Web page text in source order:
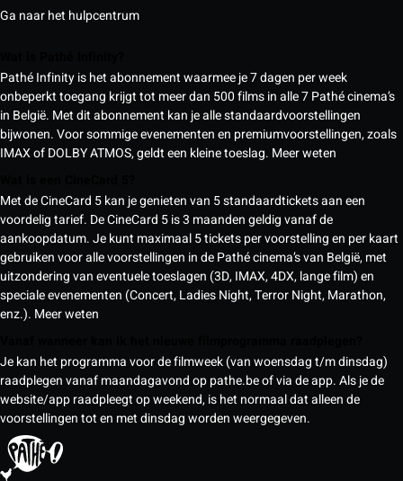
Ga naar het hulpcentrum
Pathé Infinity is het abonnement waarmee je 7 dagen per week
onbeperkt toegang krijgt tot meer dan 500 films in alle 7 Pathé cinema’s
in België. Met dit abonnement kan je alle standaardvoorstellingen
bijwonen. Voor sommige evenementen en premiumvoorstellingen, zoals
IMAX of DOLBY ATMOS, geldt een kleine toeslag. Meer weten
Met de CineCard 5 kan je genieten van 5 standaardtickets aan een
voordelig tarief. De CineCard 5 is 3 maanden geldig vanaf de
aankoopdatum. Je kunt maximaal 5 tickets per voorstelling en per kaart
gebruiken voor alle voorstellingen in de Pathé cinema’s van België, met
uitzondering van eventuele toeslagen (3D, IMAX, 4DX, lange film) en
speciale evenementen (Concert, Ladies Night, Terror Night, Marathon,
enz.). Meer weten
Je kan het programma voor de filmweek (van woensdag t/m dinsdag)
raadplegen vanaf maandagavond op pathe.be of via de app. Als je de
website/app raadpleegt op weekend, is het normaal dat alleen de
voorstellingen tot en met dinsdag worden weergegeven.